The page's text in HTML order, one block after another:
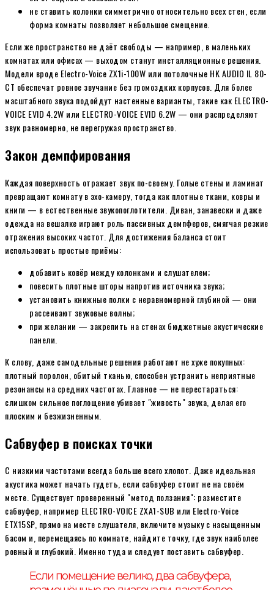
не ставить колонки симметрично относительно всех стен, если
форма комнаты позволяет небольшое смещение.
Если же пространство не даёт свободы — например, в маленьких
комнатах или офисах — выходом станут инсталляционные решения.
Модели вроде Electro-Voice ZX1i-100W или потолочные HK AUDIO IL 80-
CT обеспечат ровное звучание без громоздких корпусов. Для более
масштабного звука подойдут настенные варианты, такие как ELECTRO-
VOICE EVID 4.2W или ELECTRO-VOICE EVID 6.2W — они распределяют
звук равномерно, не перегружая пространство.
Закон демпфирования
Каждая поверхность отражает звук по-своему. Голые стены и ламинат
превращают комнату в эхо-камеру, тогда как плотные ткани, ковры и
книги — в естественные звукопоглотители. Диван, занавески и даже
одежда на вешалке играют роль пассивных демпферов, смягчая резкие
отражения высоких частот. Для достижения баланса стоит
использовать простые приёмы:
добавить ковёр между колонками и слушателем;
повесить плотные шторы напротив источника звука;
установить книжные полки с неравномерной глубиной — они
рассеивают звуковые волны;
при желании — закрепить на стенах бюджетные акустические
панели.
К слову, даже самодельные решения работают не хуже покупных:
плотный поролон, обитый тканью, способен устранить неприятные
резонансы на средних частотах. Главное — не перестараться:
слишком сильное поглощение убивает "живость" звука, делая его
плоским и безжизненным.
Сабвуфер в поисках точки
С низкими частотами всегда больше всего хлопот. Даже идеальная
акустика может начать гудеть, если сабвуфер стоит не на своём
месте. Существует проверенный "метод ползания": разместите
сабвуфер, например ELECTRO-VOICE ZXA1-SUB или Electro-Voice
ETX15SP, прямо на месте слушателя, включите музыку с насыщенным
басом и, перемещаясь по комнате, найдите точку, где звук наиболее
ровный и глубокий. Именно туда и следует поставить сабвуфер.
Если помещение велико, два сабвуфера,